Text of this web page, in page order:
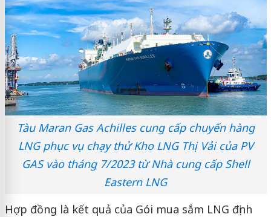
Tàu Maran Gas Achilles cung cấp chuyến hàng
LNG phục vụ chạy thử Kho LNG Thị Vải của PV
GAS vào tháng 7/2023 từ Nhà cung cấp Shell
Eastern LNG
Hợp đồng là kết quả của Gói mua sắm LNG định